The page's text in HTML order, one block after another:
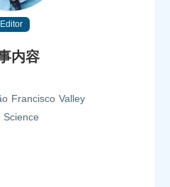
Editor
内容
Francisco Valley